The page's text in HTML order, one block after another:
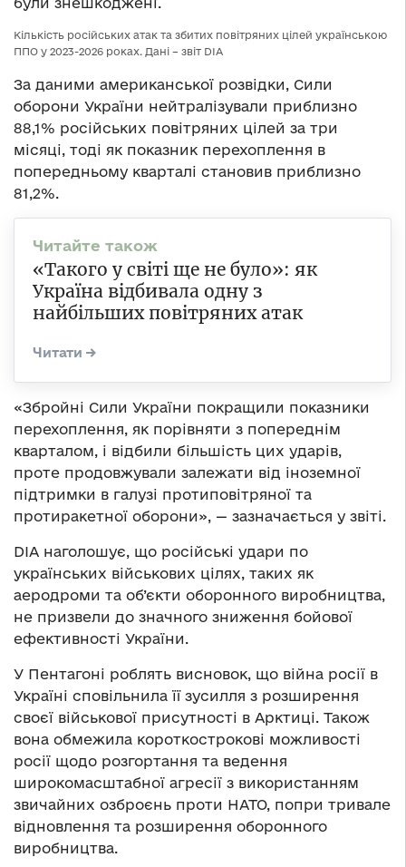
Кількість російських атак та збитих повітряних цілей українською
ППО у 2023-2026 роках. Дані – звіт DIA
За даними американської розвідки, Сили
оборони України нейтралізували приблизно
88,1% російських повітряних цілей за три
місяці, тоді як показник перехоплення в
попередньому кварталі становив приблизно
81,2%.
«Такого у світі ще не було»: як
Україна відбивала одну з
найбільших повітряних атак
«Збройні Сили України покращили показники
перехоплення, як порівняти з попереднім
кварталом, і відбили більшість цих ударів,
проте продовжували залежати від іноземної
підтримки в галузі протиповітряної та
протиракетної оборони», — зазначається у звіті.
DIA наголошує, що російські удари по
українських військових цілях, таких як
аеродроми та об’єкти оборонного виробництва,
не призвели до значного зниження бойової
ефективності України.
У Пентагоні роблять висновок, що війна росії в
Україні сповільнила її зусилля з розширення
своєї військової присутності в Арктиці. Також
вона обмежила короткострокові можливості
росії щодо розгортання та ведення
широкомасштабної агресії з використанням
звичайних озброєнь проти НАТО, попри тривале
відновлення та розширення оборонного
виробництва.